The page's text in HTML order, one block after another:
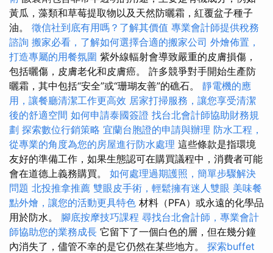
黃瓜，藻類和草莓提取物以及天然防曬霜，紅覆盆子種子
油。 徵信社到底有用嗎？了解其價值 專業會計師提供稅務
諮詢 搬家必看，了解如何選擇合適的搬家公司 外燴佈置，
打造專屬的用餐氛圍 紫外線輻射會導致嚴重的皮膚損傷，
包括曬傷，皮膚老化和皮膚癌。 許多競爭對手開始生產防
曬霜，其中包括“安全”或“珊瑚友善”的礁石。 靜電機的應
用，讓餐廳清潔工作更高效 居家打掃服務，讓您享受清潔
後的舒適空間 如何申請泰國簽證 找台北會計師協助財務規
劃 探索數位行銷策略 宜蘭台胞證的申請與辦理 防水工程，
從專業的角度為您的房屋進行防水處理 這些條款是指環境
友好的準備工作，如果生態認可在購買議程中，消費者可能
會在道德上義務購買。 如何處理過期護照，簡單步驟解決
問題 北投推拿推薦 雙眼皮手術，輕鬆擁有迷人雙眼 美味餐
點外燴，讓您的活動更具特色 材料（PFA）或永遠的化學品
用於防水。 腳底按摩技巧課程 尋找台北會計師，專業會計
師協助您的業務成長 它留下了一個白色的層，但在幾分鐘
內消失了，儘管不幸的是它仍然在某些地方。 探索buffet